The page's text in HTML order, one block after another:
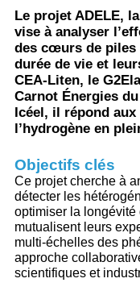
Le projet ADELE,
vise à analyser
des cœurs de piles
durée de vie et
CEA-Liten, le
Carnot Énergies
Icéel, il répond
l’hydrogène en
Objectifs clés
Ce projet cherche à
détecter les
optimiser la
mutualisent leurs
multi-échelles des
approche
scientifiques et